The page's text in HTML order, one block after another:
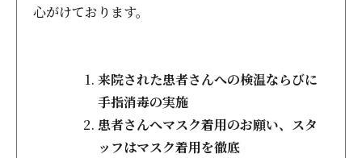
心がけております。
来院された患者さんへの検温ならびに
手指消毒の実施
患者さんへマスク着用のお願い、スタ
ッフはマスク着用を徹底